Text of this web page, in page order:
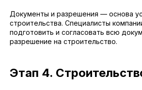
Документы и разрешения — основа
строительства. Специалисты
подготовить и согласовать всю
разрешение на строительство.
Этап 4.